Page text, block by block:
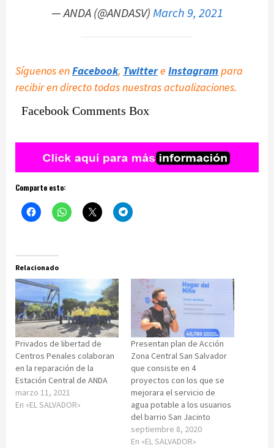
— ANDA (@ANDASV)March 9, 2021
Síguenos enFacebook, Twittere Instagram para
recibir en directo todas nuestras actualizaciones.
Facebook Comments Box
Comparte esto:
Relacionado
Privados de libertad de
Centros Penales colaboran
en la reparación de la
Estación Central de ANDA
marzo 11, 2021
En «EL SALVADOR»
Presentan plan de Acción
Zona Central San Salvador
que consiste en 4
proyectos con los que se
mejorara el servicio de
agua potable a los usuarios
del barrio San Jacinto
septiembre 8, 2020
En «EL SALVADOR»